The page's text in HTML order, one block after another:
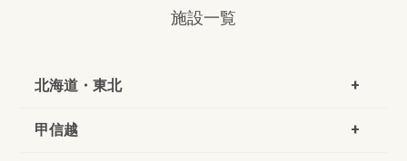
施設一覧
北海道・東北
甲信越